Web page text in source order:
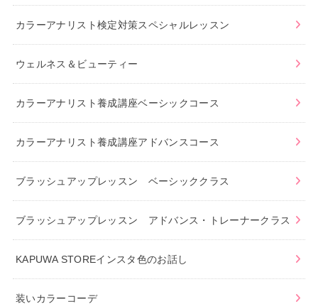
カラーアナリスト検定対策スペシャルレッスン
ウェルネス＆ビューティー
カラーアナリスト養成講座ベーシックコース
カラーアナリスト養成講座アドバンスコース
ブラッシュアップレッスン ベーシッククラス
ブラッシュアップレッスン アドバンス・トレーナークラス
KAPUWA STOREインスタ色のお話し
装いカラーコーデ